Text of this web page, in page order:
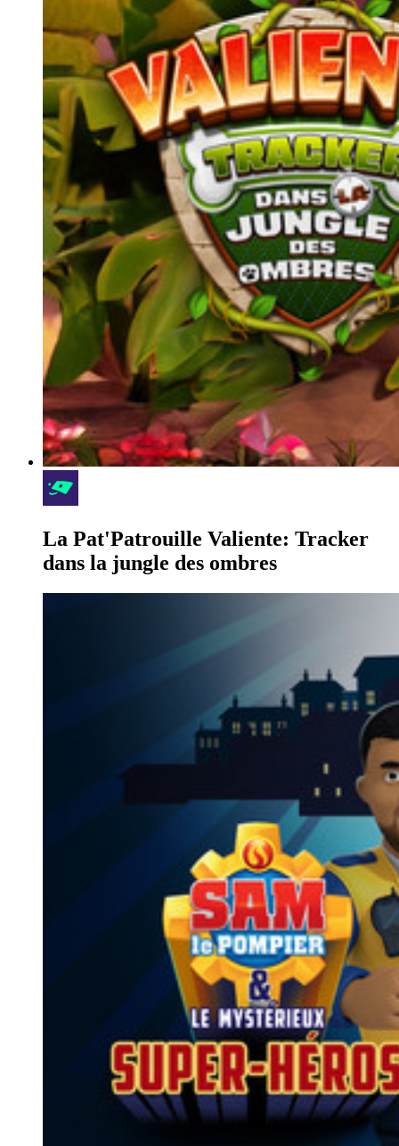
La Pat'Patrouille Valiente: Tracker
dans la jungle des ombres